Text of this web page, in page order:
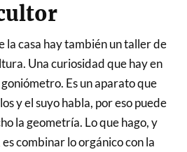
la casa hay también un taller de
Una curiosidad que hay en
Es un aparato que
y el suyo habla, por eso puede
la geometría. Lo que hago, y
combinar lo orgánico con la